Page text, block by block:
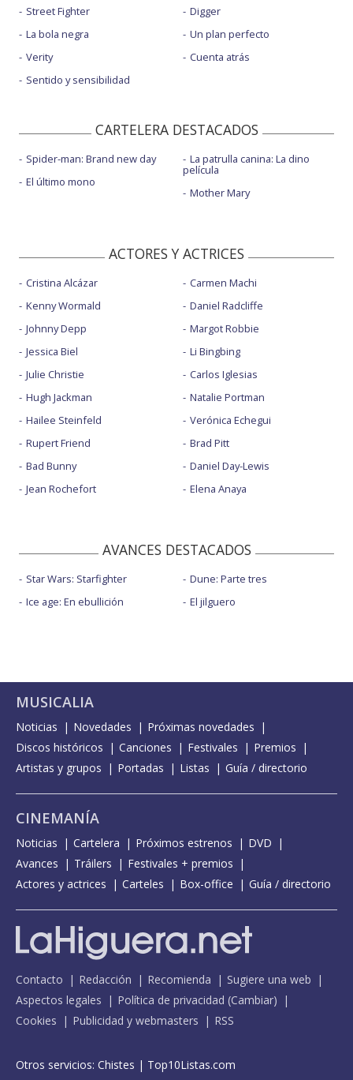
Street Fighter
La bola negra
Verity
Sentido y sensibilidad
Digger
Un plan perfecto
Cuenta atrás
CARTELERA DESTACADOS
Spider-man: Brand new day
El último mono
La patrulla canina: La dino
película
Mother Mary
ACTORES Y ACTRICES
Cristina Alcázar
Kenny Wormald
Johnny Depp
Jessica Biel
Julie Christie
Hugh Jackman
Hailee Steinfeld
Rupert Friend
Bad Bunny
Jean Rochefort
Carmen Machi
Daniel Radcliffe
Margot Robbie
Li Bingbing
Carlos Iglesias
Natalie Portman
Verónica Echegui
Brad Pitt
Daniel Day-Lewis
Elena Anaya
AVANCES DESTACADOS
Star Wars: Starfighter
Ice age: En ebullición
Dune: Parte tres
El jilguero
MUSICALIA
Noticias Novedades
Próximas novedades
Discos históricos
Canciones Festivales
Premios
Artistas y grupos
Portadas Listas Guía / directorio
CINEMANÍA
Noticias Cartelera Próximos estrenos
DVD
Avances
Tráilers
Festivales + premios
Actores y actrices
Carteles Box-office Guía / directorio
Contacto Redacción Recomienda
Sugiere una web
Aspectos legales
Política de privacidad (Cambiar)
Cookies
Publicidad y webmasters RSS
Otros servicios: Chistes | Top10Listas.com